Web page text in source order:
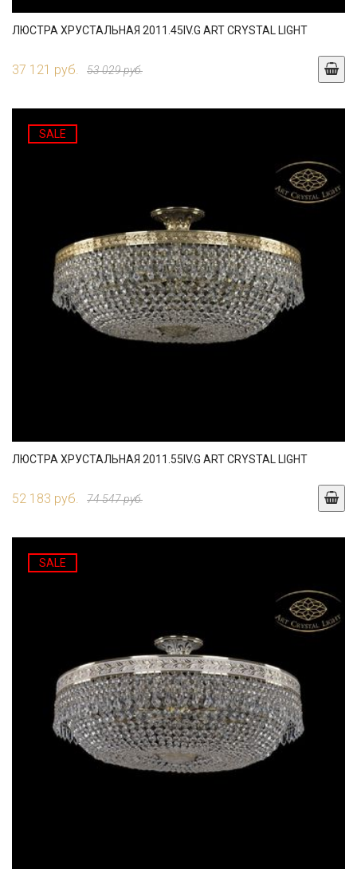
ЛЮСТРА ХРУСТАЛЬНАЯ 2011.45IV.G ART CRYSTAL LIGHT
37 121 руб. 53 029 руб.
SALE
ЛЮСТРА ХРУСТАЛЬНАЯ 2011.55IV.G ART CRYSTAL LIGHT
52 183 руб. 74 547 руб.
SALE